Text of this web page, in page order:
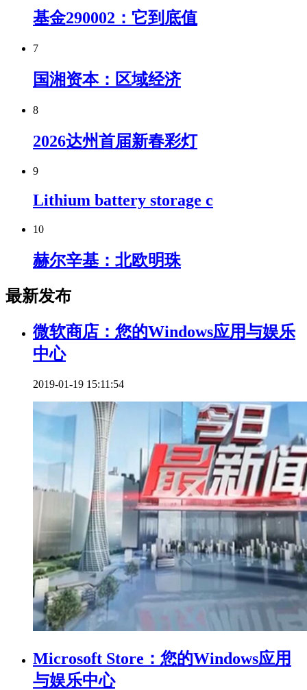
基金290002：它到底值
7
国湘资本：区域经济
8
2026达州首届新春彩灯
9
Lithium battery storage c
10
赫尔辛基：北欧明珠
最新发布
微软商店：您的Windows应用与娱乐
中心
2019-01-19 15:11:54
Microsoft Store：您的Windows应用
与娱乐中心